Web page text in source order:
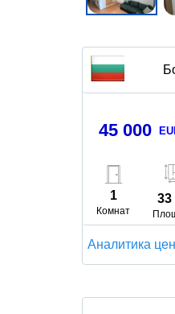
45 000
1
Комнат
33
Аналитика цен